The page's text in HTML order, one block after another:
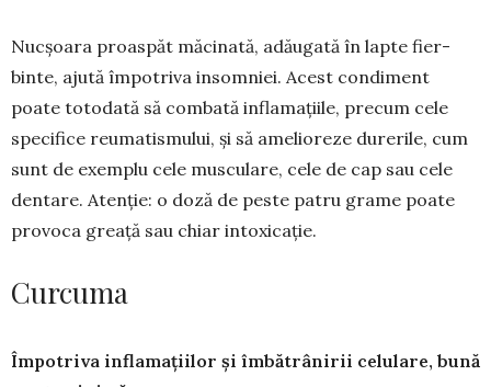
Nucșoara proaspăt mă­cinată, adăugată în lapte fier­
binte, ajută împotriva insomniei. Acest condiment
poate totodată să combată inflamațiile, precum cele
specifice reumatismului, și să amelioreze durerile, cum
sunt de exemplu cele musculare, cele de cap sau cele
dentare. Atenție: o doză de peste patru grame poate
provoca greață sau chiar intoxicație.
Curcuma
Împotriva inflamațiilor și îmbătrânirii celulare, bună